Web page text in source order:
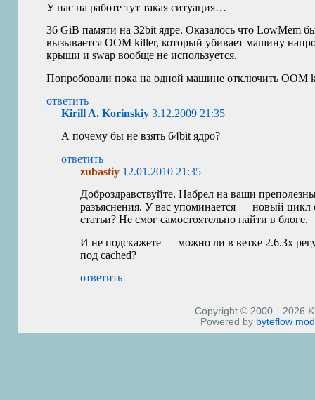
У нас на работе тут такая ситуация…
36 GiB памяти на 32bit ядре. Оказалось что LowMem
вызываетсяOOM killer, который убивает машину
крыши и swap вообще не используется.
Попробовали пока на одной машине отключитьOOM
ответить
Kirill A. Korinskiy 3.12.2009 21:35
А почему бы не взять 64bit ядро?
ответить
zubastiy 12.01.2010 21:35
Доброздравствуйте. Набрел на ваши
разъяснения. У вас упоминается — новый цикл
статьи? Не смог самостоятельно найти в блоге.
И не подскажете — можно ли в ветке 2.6.3х
под cached?
ответить
Copyright © 2000—2026
Powered by byteflow